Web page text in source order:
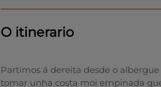
O itinerario
Partimos á dereita desde o
tomar unha costa moi empinada